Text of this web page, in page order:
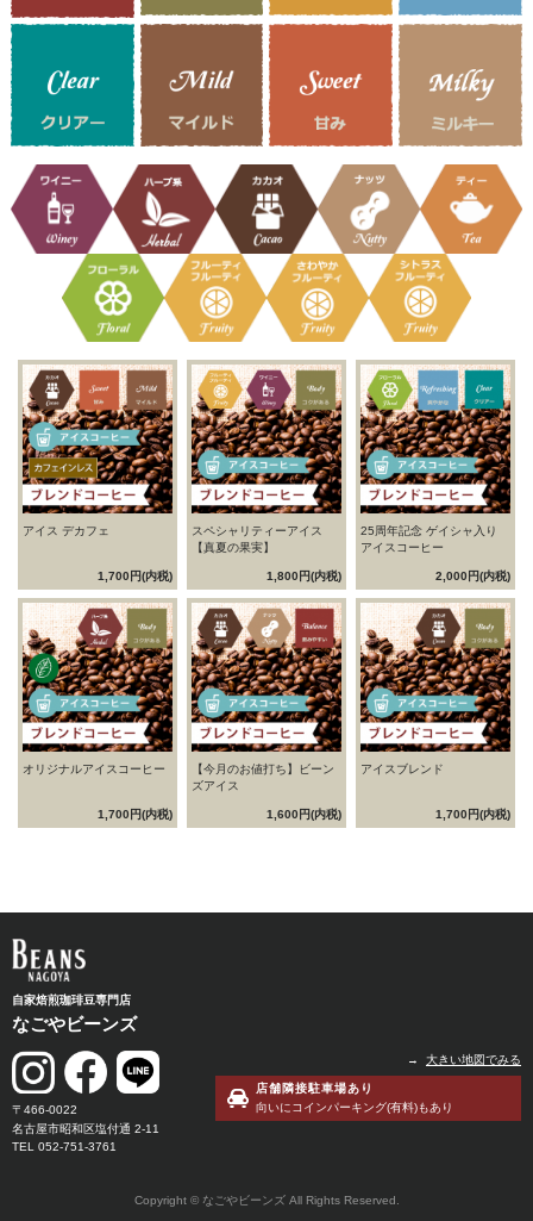
アイス デカフェ
1,700円(内税)
スペシャリティーアイス
【真夏の果実】
1,800円(内税)
25周年記念 ゲイシャ入り
アイスコーヒー
2,000円(内税)
オリジナルアイスコーヒー
1,700円(内税)
【今月のお値打ち】ビーン
ズアイス
1,600円(内税)
アイスブレンド
1,700円(内税)
→ 大きい地図でみる
店舗隣接駐車場あり
向いにコインパーキング(有料)もあり
自家焙煎珈琲豆専門店
なごやビーンズ
〒466-0022
名古屋市昭和区塩付通 2-11
052-751-3761
Copyright © なごやビーンズ All Rights Reserved.